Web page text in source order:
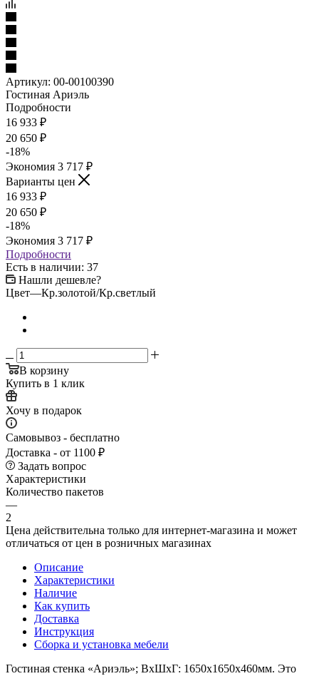
Артикул: 00-00100390
Гостиная Ариэль
Подробности
16 933 ₽
20 650 ₽
-18%
Экономия 3 717 ₽
Варианты цен
16 933 ₽
20 650 ₽
-18%
Экономия 3 717 ₽
Подробности
Есть в наличии: 37
Нашли дешевле?
Цвет—Кр.золотой/Кр.светлый
В корзину
Купить в 1 клик
Хочу в подарок
Самовывоз - бесплатно
Доставка - от 1100 ₽
Задать вопрос
Характеристики
Количество пакетов
—
2
Цена действительна только для интернет-магазина и может
отличаться от цен в розничных магазинах
Описание
Характеристики
Наличие
Как купить
Доставка
Инструкция
Сборка и установка мебели
Гостиная стенка «Ариэль»; ВхШхГ: 1650х1650х460мм. Это